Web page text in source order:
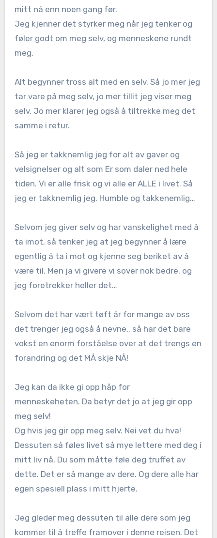
mitt nå enn noen gang før.
Jeg kjenner det styrker meg når jeg tenker og
føler godt om meg selv, og menneskene rundt
meg.
Alt begynner tross alt med en selv. Så jo mer jeg
tar vare på meg selv, jo mer tillit jeg viser meg
selv. Jo mer klarer jeg også å tiltrekke meg det
samme i retur.
Så jeg er takknemlig jeg for alt av gaver og
velsignelser og alt som Er som daler ned hele
tiden. Vi er alle frisk og vi alle er ALLE i livet. Så
jeg er takknemlig jeg. Humble og takkenemlig…
Selvom jeg giver selv og har vanskelighet med å
ta imot, så tenker jeg at jeg begynner å lære
egentlig å ta i mot og kjenne seg beriket av å
være til. Men ja vi givere vi sover nok bedre, og
jeg foretrekker heller det…
Selvom det har vært tøft år for mange av oss
det trenger jeg også å nevne.. så har det bare
vokst en enorm forståelse over at det trengs en
forandring og det MÅ skje NÅ!
Jeg kan da ikke gi opp håp for
menneskeheten. Da betyr det jo at jeg gir opp
meg selv!
Og hvis jeg gir opp meg selv. Nei vet du hva!
Dessuten så føles livet så mye lettere med deg i
mitt liv nå. Du som måtte føle deg truffet av
dette. Det er så mange av dere. Og dere alle har
egen spesiell plass i mitt hjerte.
Jeg gleder meg dessuten til alle dere som jeg
kommer til å treffe framover i denne reisen. Det